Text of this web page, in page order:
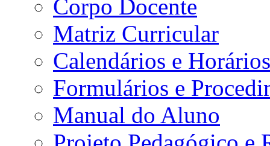
Corpo Docente
Matriz Curricular
Calendários e Horários
Formulários e
Manual do Aluno